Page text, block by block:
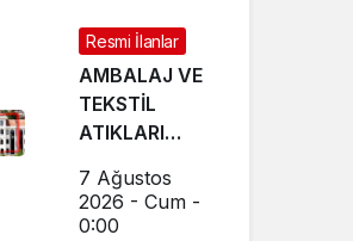
Resmi İlanlar
AMBALAJ VE
TEKSTİL
ATIKLARI
İHALELERİ
(GEREDE
7 Ağustos
2026 - Cum -
0:00